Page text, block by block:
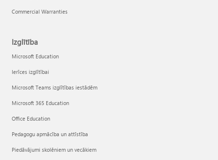
Commercial Warranties
Izglītība
Microsoft Education
Ierīces izglītībai
Microsoft Teams izglītības iestādēm
Microsoft 365 Education
Office Education
Pedagogu apmācība un attīstība
Piedāvājumi skolēniem un vecākiem